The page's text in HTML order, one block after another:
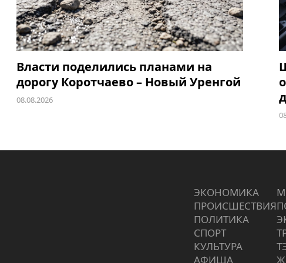
Власти поделились планами на
дорогу Коротчаево – Новый Уренгой
08.08.2026
ЭКОНОМИКА
ПРОИCШЕСТВИЯ
ПОЛИТИКА
СПОРТ
КУЛЬТУРА
АФИША